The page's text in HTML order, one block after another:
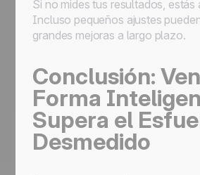
Si no mides tus resultados, estás
Incluso pequeños ajustes
grandes mejoras a largo plazo.
Conclusión:
Forma
Supera el
Desmedido